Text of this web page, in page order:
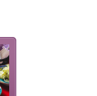
予約制）